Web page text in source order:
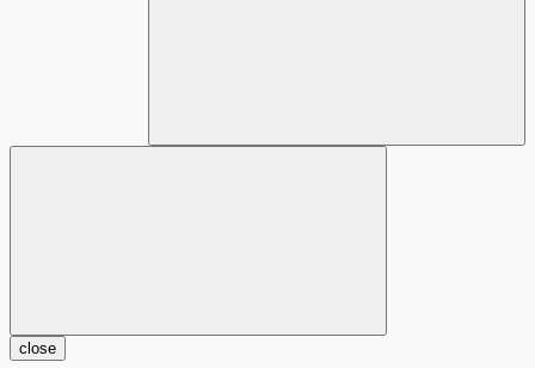
close